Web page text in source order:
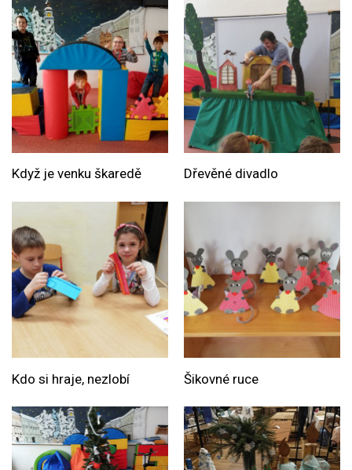
Když je venku škaredě Dřevěné divadlo
Kdo si hraje, nezlobí Šikovné ruce